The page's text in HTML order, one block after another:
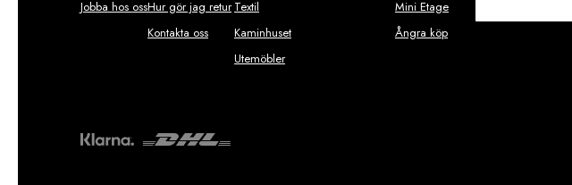
Jobba hos ossHur gör jag retur
Kontakta oss
Textil
Kaminhuset
Utemöbler
Mini Etage
Ångra köp